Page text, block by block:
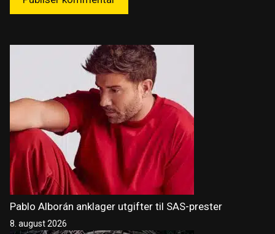
Pablo Alborán anklager utgifter til SAS-prester
8. august 2026